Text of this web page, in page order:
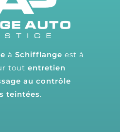
à Schifflange est à
tout entretien
au contrôle
teintées.